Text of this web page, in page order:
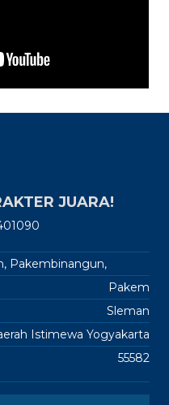
JUARA!
Pakembinangun,
Pakem
Sleman
Istimewa Yogyakarta
55582